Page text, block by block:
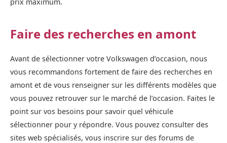
Faire des recherches en amont
Avant de sélectionner votre Volkswagen d’occasion, nous
vous recommandons fortement de faire des recherches en
amont et de vous renseigner sur les différents modèles que
vous pouvez retrouver sur le marché de l’occasion. Faites le
point sur vos besoins pour savoir quel véhicule
sélectionner pour y répondre. Vous pouvez consulter des
sites web spécialisés, vous inscrire sur des forums de